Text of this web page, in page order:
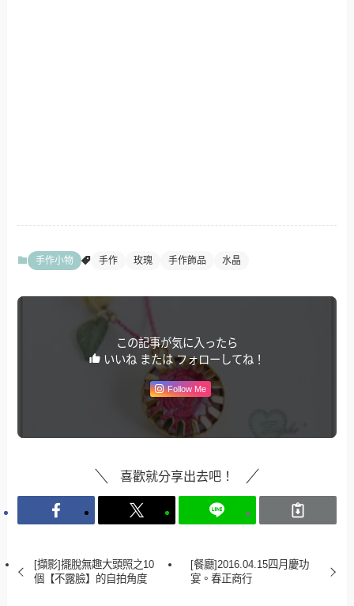
手作小物 手作 玫瑰 手作飾品 水晶
この記事が気に入ったら
いいね または フォローしてね！
Follow Me
喜歡就分享出去吧！
[擷影]擺脫無趣大頭照之10
個【不露臉】的自拍角度
[餐廳]2016.04.15四月慶功
宴。春正商行